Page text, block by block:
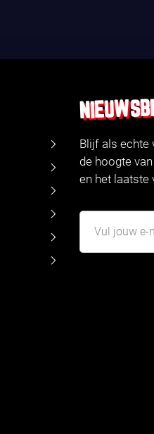
Blijf als echte
de hoogte
en het laatste